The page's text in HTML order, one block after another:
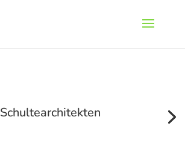
Schultearchitekten